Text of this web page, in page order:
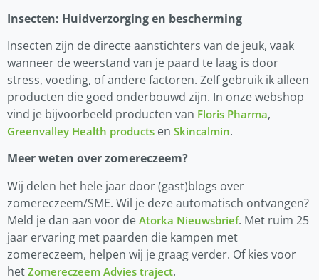
Insecten: Huidverzorging en bescherming
Insecten zijn de directe aanstichters van de jeuk, vaak
wanneer de weerstand van je paard te laag is door
stress, voeding, of andere factoren. Zelf gebruik ik alleen
producten die goed onderbouwd zijn. In onze webshop
vind je bijvoorbeeld producten van Floris Pharma,
Greenvalley Health products en Skincalmin.
Meer weten over zomereczeem?
Wij delen het hele jaar door (gast)blogs over
zomereczeem/SME. Wil je deze automatisch ontvangen?
Meld je dan aan voor de Atorka Nieuwsbrief. Met ruim 25
jaar ervaring met paarden die kampen met
zomereczeem, helpen wij je graag verder. Of kies voor
het Zomereczeem Advies traject.